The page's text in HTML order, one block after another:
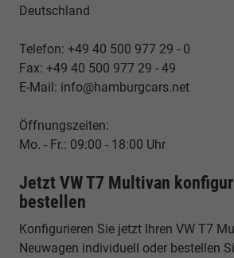
Deutschland
Telefon: +49 40 500 977 29 - 0
Fax: +49 40 500 977 29 - 49
E-Mail: info@hamburgcars.net
Öffnungszeiten:
Mo. - Fr.: 09:00 - 18:00 Uhr
Jetzt VW T7 Multivan
bestellen
Konfigurieren Sie jetzt Ihren VW T7
Neuwagen individuell oder bestellen